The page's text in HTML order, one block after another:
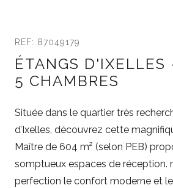
REF: 87049179
ÉTANGS D'IXELLES
5 CHAMBRES
Située dans le quartier très
d’Ixelles, découvrez cette
Maître de 604 m² (selon PEB)
somptueux espaces de réception.
perfection le confort moderne et